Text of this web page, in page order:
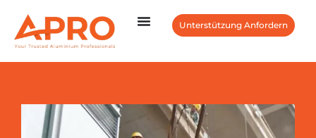
Unterstützung Anfordern